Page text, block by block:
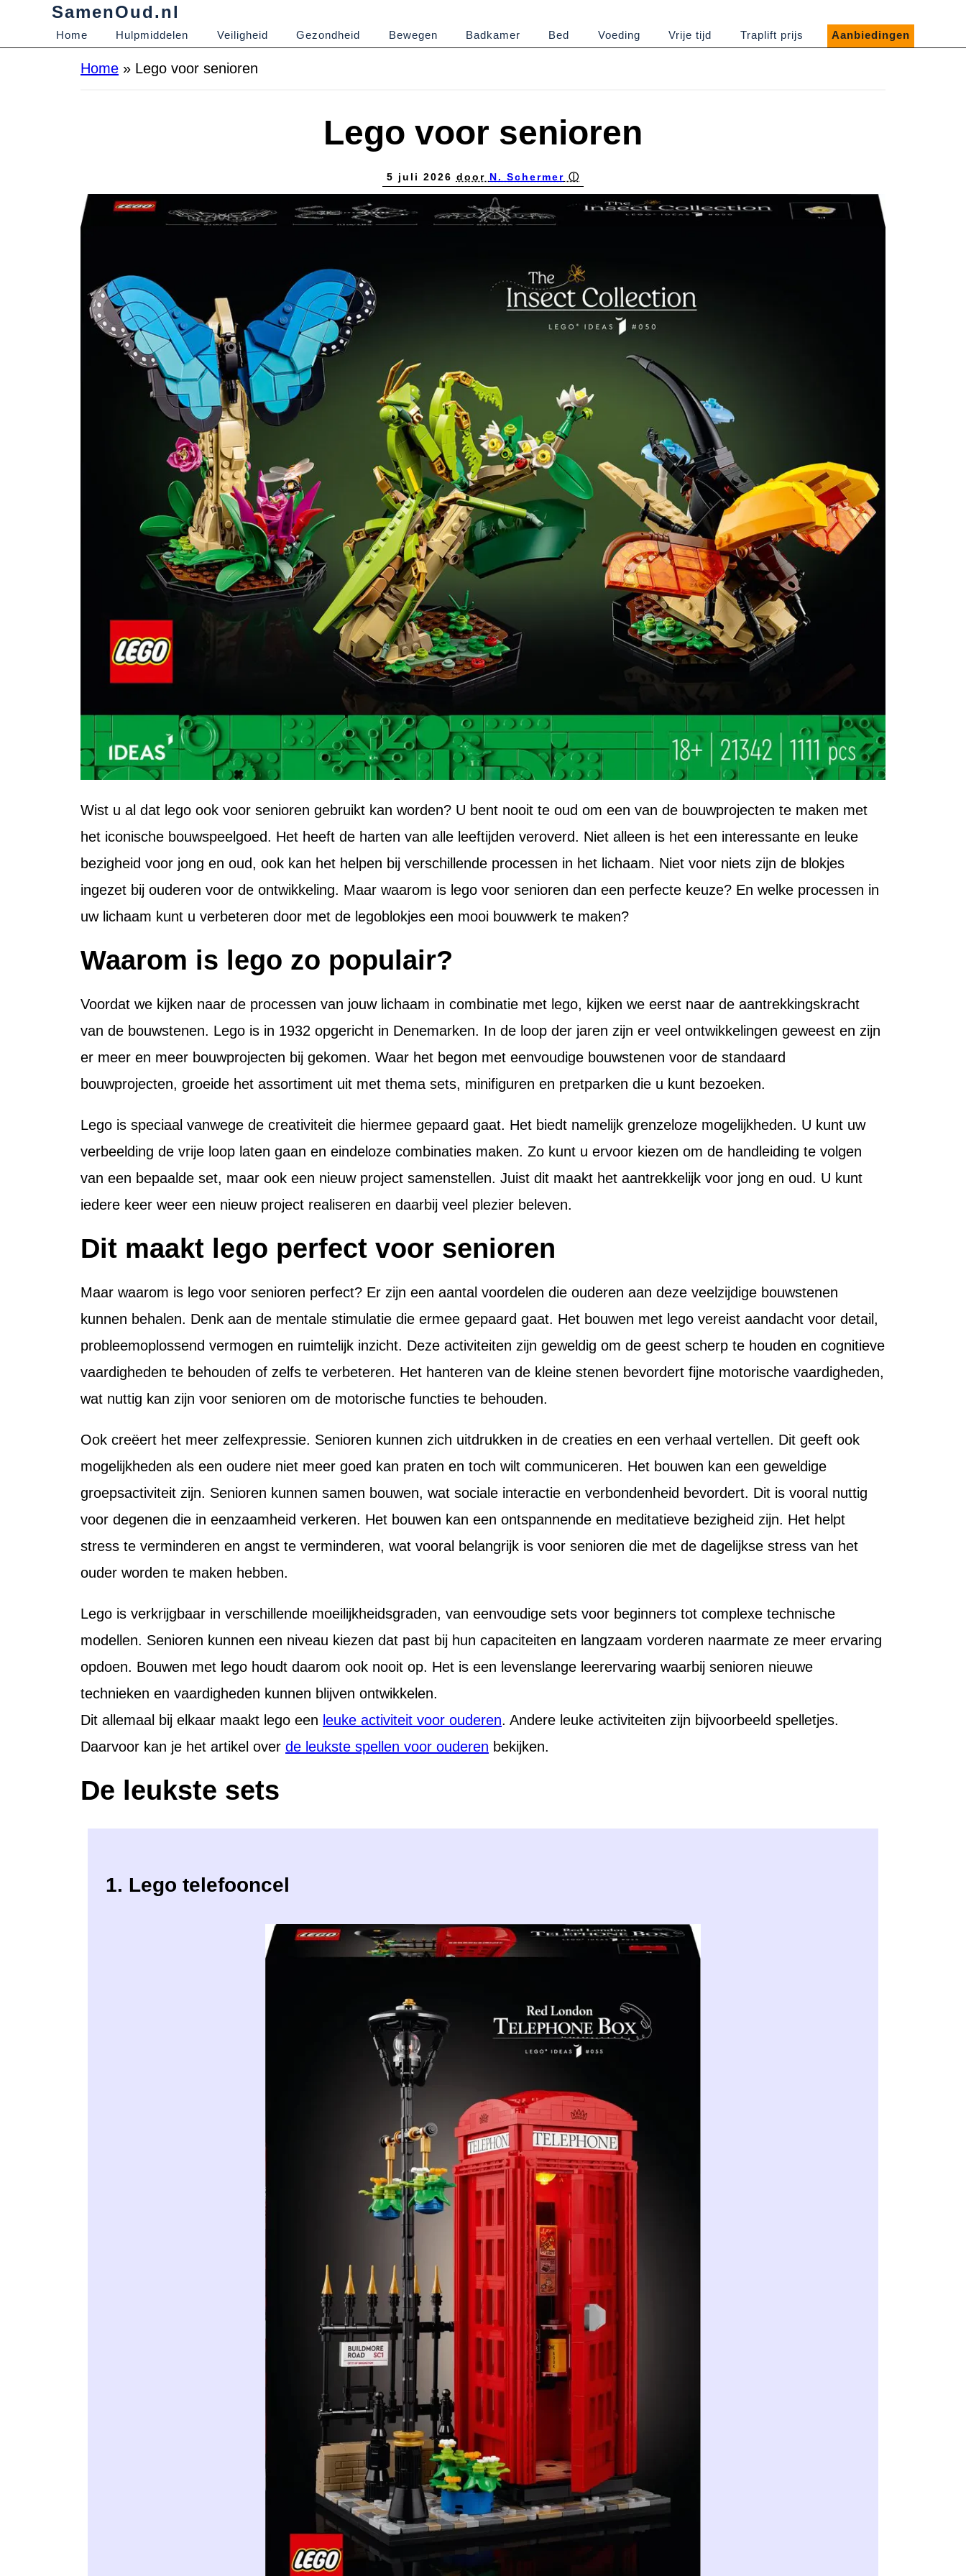
SamenOud.nl
Home Hulpmiddelen Veiligheid Gezondheid Bewegen Badkamer Bed Voeding Vrije tijd Traplift prijs Aanbiedingen
Home » Lego voor senioren
Lego voor senioren
5 juli 2026 door N. Schermer ⓘ
Wist u al dat lego ook voor senioren gebruikt kan worden? U bent nooit te oud om een van de bouwprojecten te maken met
het iconische bouwspeelgoed. Het heeft de harten van alle leeftijden veroverd. Niet alleen is het een interessante en leuke
bezigheid voor jong en oud, ook kan het helpen bij verschillende processen in het lichaam. Niet voor niets zijn de blokjes
ingezet bij ouderen voor de ontwikkeling. Maar waarom is lego voor senioren dan een perfecte keuze? En welke processen in
uw lichaam kunt u verbeteren door met de legoblokjes een mooi bouwwerk te maken?
Waarom is lego zo populair?
Voordat we kijken naar de processen van jouw lichaam in combinatie met lego, kijken we eerst naar de aantrekkingskracht
van de bouwstenen. Lego is in 1932 opgericht in Denemarken. In de loop der jaren zijn er veel ontwikkelingen geweest en zijn
er meer en meer bouwprojecten bij gekomen. Waar het begon met eenvoudige bouwstenen voor de standaard
bouwprojecten, groeide het assortiment uit met thema sets, minifiguren en pretparken die u kunt bezoeken.
Lego is speciaal vanwege de creativiteit die hiermee gepaard gaat. Het biedt namelijk grenzeloze mogelijkheden. U kunt uw
verbeelding de vrije loop laten gaan en eindeloze combinaties maken. Zo kunt u ervoor kiezen om de handleiding te volgen
van een bepaalde set, maar ook een nieuw project samenstellen. Juist dit maakt het aantrekkelijk voor jong en oud. U kunt
iedere keer weer een nieuw project realiseren en daarbij veel plezier beleven.
Dit maakt lego perfect voor senioren
Maar waarom is lego voor senioren perfect? Er zijn een aantal voordelen die ouderen aan deze veelzijdige bouwstenen
kunnen behalen. Denk aan de mentale stimulatie die ermee gepaard gaat. Het bouwen met lego vereist aandacht voor detail,
probleemoplossend vermogen en ruimtelijk inzicht. Deze activiteiten zijn geweldig om de geest scherp te houden en cognitieve
vaardigheden te behouden of zelfs te verbeteren. Het hanteren van de kleine stenen bevordert fijne motorische vaardigheden,
wat nuttig kan zijn voor senioren om de motorische functies te behouden.
Ook creëert het meer zelfexpressie. Senioren kunnen zich uitdrukken in de creaties en een verhaal vertellen. Dit geeft ook
mogelijkheden als een oudere niet meer goed kan praten en toch wilt communiceren. Het bouwen kan een geweldige
groepsactiviteit zijn. Senioren kunnen samen bouwen, wat sociale interactie en verbondenheid bevordert. Dit is vooral nuttig
voor degenen die in eenzaamheid verkeren. Het bouwen kan een ontspannende en meditatieve bezigheid zijn. Het helpt
stress te verminderen en angst te verminderen, wat vooral belangrijk is voor senioren die met de dagelijkse stress van het
ouder worden te maken hebben.
Lego is verkrijgbaar in verschillende moeilijkheidsgraden, van eenvoudige sets voor beginners tot complexe technische
modellen. Senioren kunnen een niveau kiezen dat past bij hun capaciteiten en langzaam vorderen naarmate ze meer ervaring
opdoen. Bouwen met lego houdt daarom ook nooit op. Het is een levenslange leerervaring waarbij senioren nieuwe
technieken en vaardigheden kunnen blijven ontwikkelen.
Dit allemaal bij elkaar maakt lego een leuke activiteit voor ouderen. Andere leuke activiteiten zijn bijvoorbeeld spelletjes.
Daarvoor kan je het artikel over de leukste spellen voor ouderen bekijken.
De leukste sets
1. Lego telefooncel